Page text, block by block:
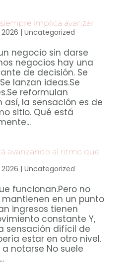
implica avanzar
2026 | Uncategorized
negocio sin darse
negocios hay una
de decisión. Se
lanzan ideas.Se
reformulan
así, la sensación es de
sitio. Qué está
avanzando al ritmo que
2026 | Uncategorized
funcionan.Pero no
mantienen en un punto
ingresos tienen
constante Y,
sensación difícil de
estar en otro nivel.
notarse No suele